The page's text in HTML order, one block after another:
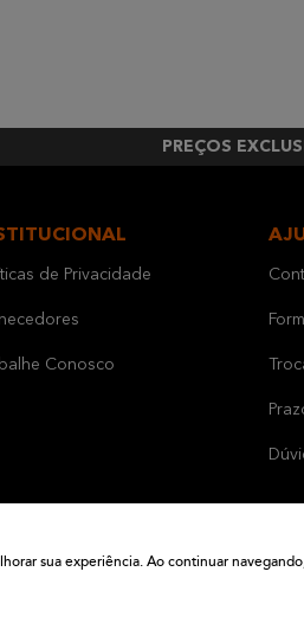
PREÇOS
de Privacidade
Conosco
sua experiência. Ao continuar